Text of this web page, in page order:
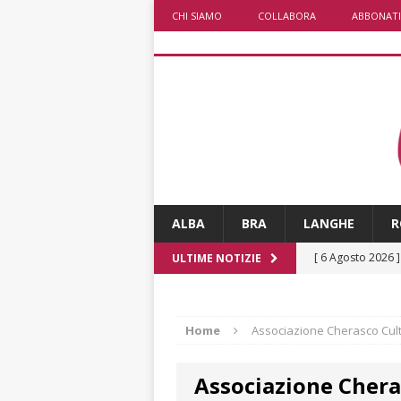
CHI SIAMO COLLABORA ABBONATI
ALBA BRA LANGHE
ULTIME NOTIZIE [ 6 Agosto 2026 ]
[ 6 Agosto 2026 ]
Home Associazione Cherasco
Associazione